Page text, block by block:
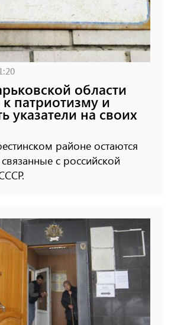
области
патриотизму и
указатели на своих
районе остаются
с российской